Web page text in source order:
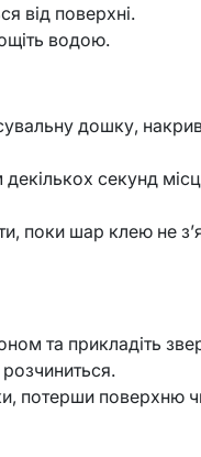
від поверхні.
водою.
дошку,
секунд
поки шар клею не
та прикладіть
потерши поверхню